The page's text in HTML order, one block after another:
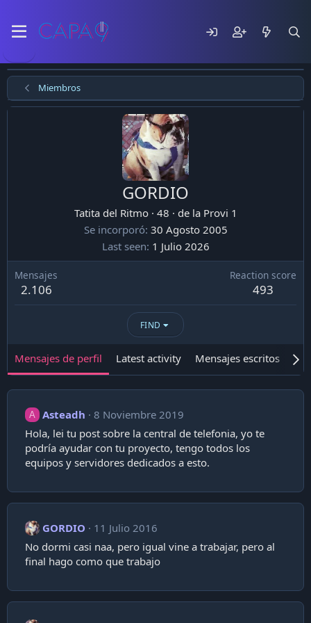
Miembros
GORDIO
Tatita del Ritmo · 48 · de la Provi 1
Se incorporó 30 Agosto 2005
Last seen 1 Julio 2026
Mensajes
2.106
Reaction score
493
FIND
Mensajes de perfil Latest activity Mensajes escritos
A Asteadh
8 Noviembre 2019
Hola, lei tu post sobre la central de telefonia, yo te
podría ayudar con tu proyecto, tengo todos los
equipos y servidores dedicados a esto.
GORDIO
11 Julio 2016
No dormi casi naa, pero igual vine a trabajar, pero al
final hago como que trabajo